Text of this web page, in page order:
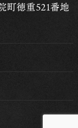
町徳重521番地